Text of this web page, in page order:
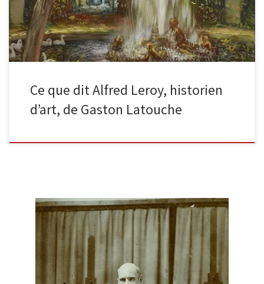
Ce que dit Alfred Leroy, historien
d’art, de Gaston Latouche